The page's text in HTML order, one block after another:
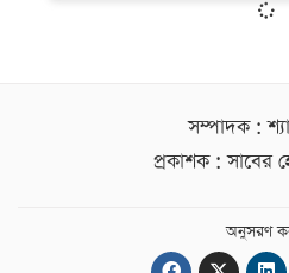
সম্পাদক :
প্রকাশক : সাবের
অনুসরণ